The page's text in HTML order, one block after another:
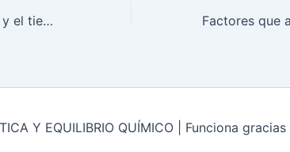
Las reacciones químicas y el tiempo
Y EQUILIBRIO QUÍMICO | Funciona gracias